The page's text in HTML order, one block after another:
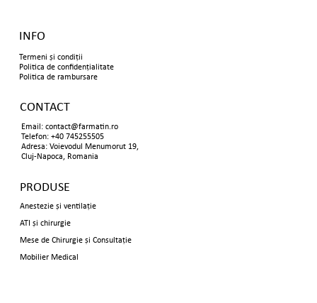
INFO
Termeni și condiții
Politica de confidențialitate
Politica de rambursare
CONTACT
Email: contact@farmatin.ro
Telefon: +40 745255505
Adresa: Voievodul Menumorut 19,
Cluj-Napoca, Romania
PRODUSE
Anestezie și ventilație
ATI și chirurgie
Mese de Chirurgie și Consultație
Mobilier Medical